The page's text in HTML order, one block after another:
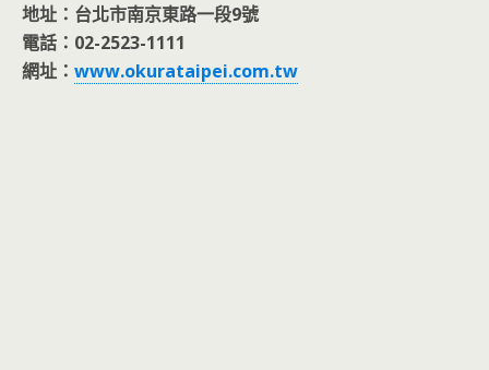
地址：台北市南京東路一段9號
電話：02-2523-1111
網址： www.okurataipei.com.tw